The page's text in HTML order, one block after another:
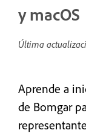
y macOS
Última
Aprende a
de Bomgar